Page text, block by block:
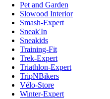
Pet and Garden
Slowood Interior
Smash-Expert
Sneak'In
Sneakids
Training-Fit
Trek-Expert
Triathlon-Expert
TripNBikers
Vélo-Store
Winter-Expert